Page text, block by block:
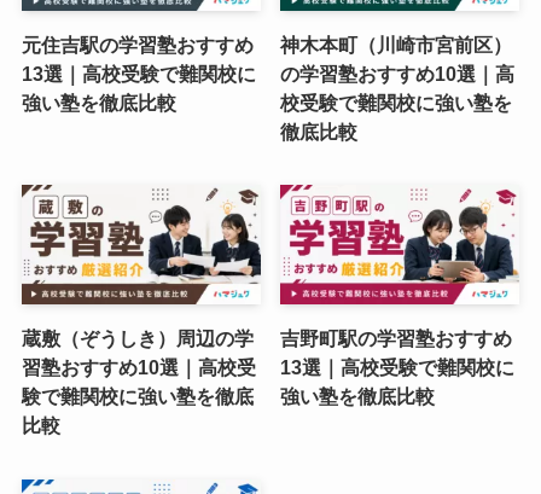
元住吉駅の学習塾おすすめ
13選｜高校受験で難関校に
強い塾を徹底比較
神木本町（川崎市宮前区）
の学習塾おすすめ10選｜高
校受験で難関校に強い塾を
徹底比較
蔵敷（ぞうしき）周辺の学
習塾おすすめ10選｜高校受
験で難関校に強い塾を徹底
比較
吉野町駅の学習塾おすすめ
13選｜高校受験で難関校に
強い塾を徹底比較